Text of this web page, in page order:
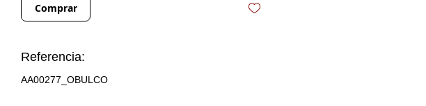
Comprar
Referencia:
AA00277_OBULCO